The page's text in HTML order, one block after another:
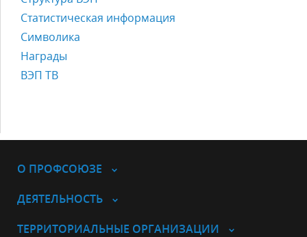
Статистическая информация
Символика
Награды
ВЭП ТВ
О ПРОФСОЮЗЕ
ДЕЯТЕЛЬНОСТЬ
ТЕРРИТОРИАЛЬНЫЕ ОРГАНИЗАЦИИ